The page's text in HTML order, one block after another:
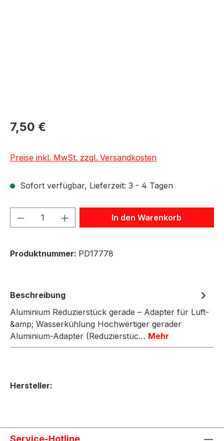
7,50 €
Preise inkl. MwSt. zzgl. Versandkosten
Sofort verfügbar, Lieferzeit: 3 - 4 Tagen
Produkt Anzahl: Gib denIn den Warenkorb
Produktnummer: PD17778
Beschreibung
Aluminium Reduzierstück gerade – Adapter für Luft-
&amp; Wasserkühlung Hochwertiger gerader
Aluminium-Adapter (Reduzierstüc… Mehr
Hersteller:
Service-Hotline